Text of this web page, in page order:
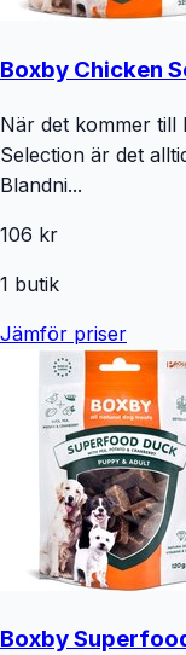
Boxby Chicken
När det kommer till
Selection är det
Blandni...
106 kr
1 butik
Jämför priser
Boxby